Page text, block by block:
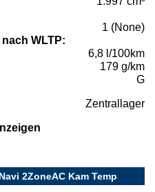
1 (None)
WLTP:
6,8 l/100km
179 g/km
G
Zentrallager
2ZoneAC Kam Temp